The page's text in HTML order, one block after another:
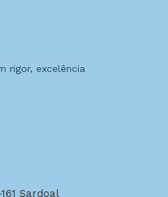
rigor, excelência
Sardoal